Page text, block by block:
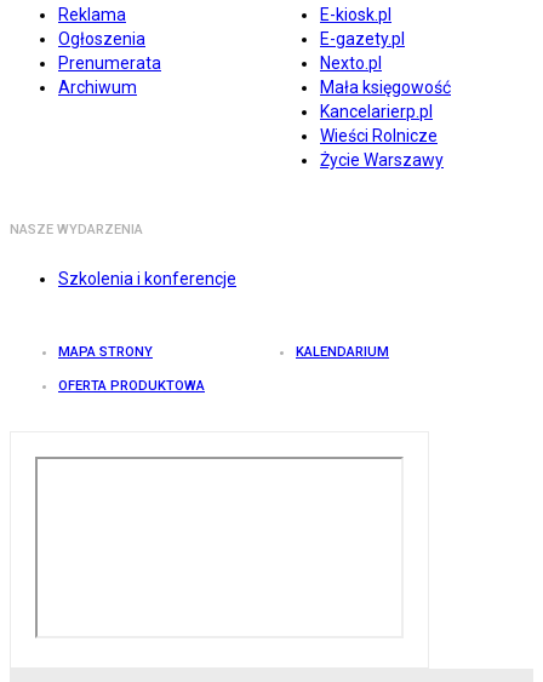
Reklama
Ogłoszenia
Prenumerata
Archiwum
E-kiosk.pl
E-gazety.pl
Nexto.pl
Mała księgowość
Kancelarierp.pl
Wieści Rolnicze
Życie Warszawy
NASZE WYDARZENIA
Szkolenia i konferencje
MAPA STRONY KALENDARIUM
OFERTA PRODUKTOWA